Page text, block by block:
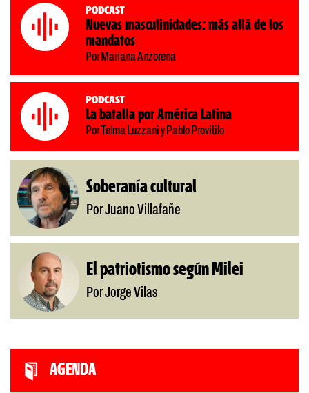
Podcast
Nuevas masculinidades: más allá de los
mandatos
Por Mariana Anzorena
Podcast
La batalla por América Latina
Por Telma Luzzani y Pablo Provitilo
Soberanía cultural
Por Juano Villafañe
El patriotismo según Milei
Por Jorge Vilas
AGENDA